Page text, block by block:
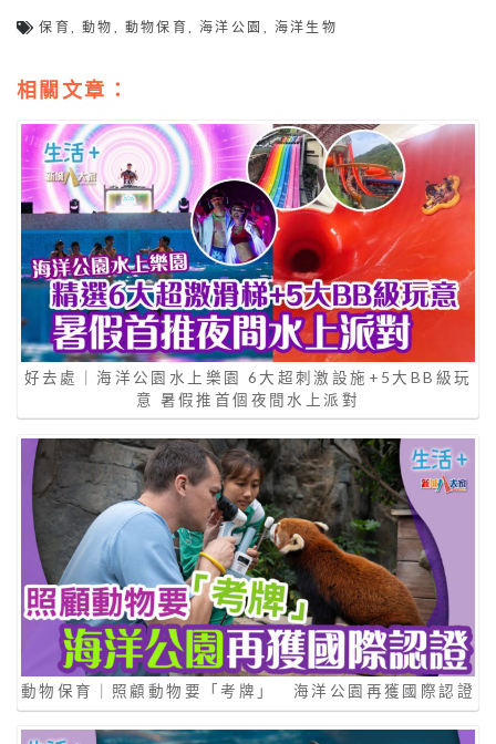
保育 ,動物 動物保育 ,海洋公園 海洋生物
相關文章：
好去處｜海洋公園水上樂園 6大超刺激設施+5大BB級玩
意 暑假推首個夜間水上派對
動物保育｜照顧動物要「考牌」 海洋公園再獲國際認證